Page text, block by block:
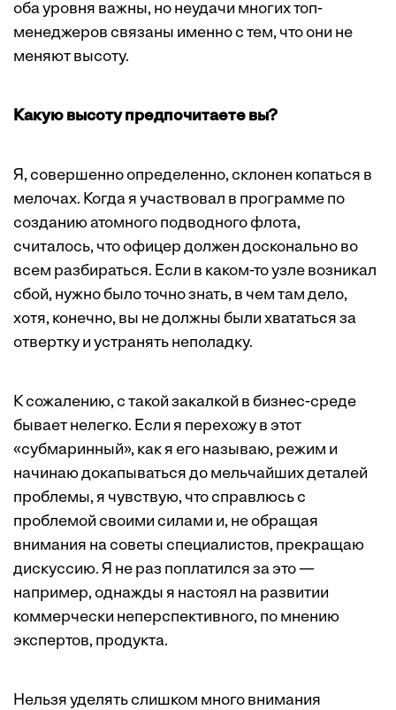
оба уровня важны, но неудачи многих топ-
менеджеров связаны именно с тем, что они не
меняют высоту.
Какую высоту предпочитаете вы?
Я, совершенно определенно, склонен копаться в
мелочах. Когда я участвовал в программе по
созданию атомного подводного флота,
считалось, что офицер должен досконально во
всем разбираться. Если в каком-то узле возникал
сбой, нужно было точно знать, в чем там дело,
хотя, конечно, вы не должны были хвататься за
отвертку и устранять неполадку.
К сожалению, с такой закалкой в бизнес-среде
бывает нелегко. Если я перехожу в этот
«субмаринный», как я его называю, режим и
начинаю докапываться до мельчайших деталей
проблемы, я чувствую, что справлюсь с
проблемой своими силами и, не обращая
внимания на советы специалистов, прекращаю
дискуссию. Я не раз поплатился за это —
например, однажды я настоял на развитии
коммерчески неперспективного, по мнению
экспертов, продукта.
Нельзя уделять слишком много внимания